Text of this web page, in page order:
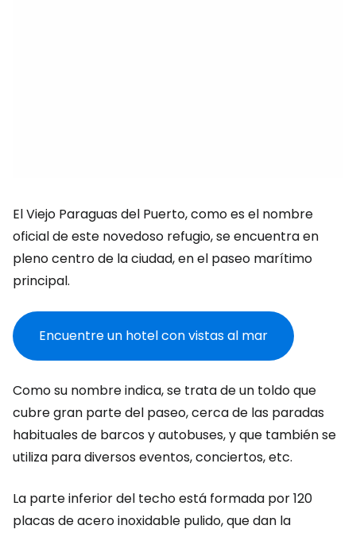
El Viejo Paraguas del Puerto, como es el nombre
oficial de este novedoso refugio, se encuentra en
pleno centro de la ciudad, en el paseo marítimo
principal.
Encuentre un hotel con vistas al mar
Como su nombre indica, se trata de un toldo que
cubre gran parte del paseo, cerca de las paradas
habituales de barcos y autobuses, y que también se
utiliza para diversos eventos, conciertos, etc.
La parte inferior del techo está formada por 120
placas de acero inoxidable pulido, que dan la